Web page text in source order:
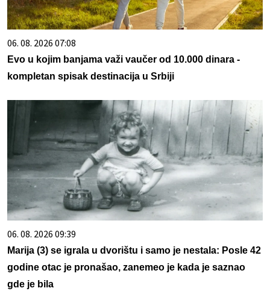
06. 08. 2026 07:08
Evo u kojim banjama važi vaučer od 10.000 dinara -
kompletan spisak destinacija u Srbiji
06. 08. 2026 09:39
Marija (3) se igrala u dvorištu i samo je nestala: Posle 42
godine otac je pronašao, zanemeo je kada je saznao
gde je bila